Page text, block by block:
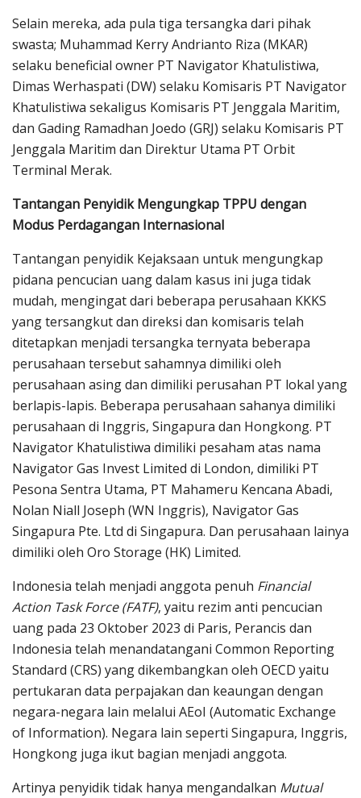
Selain mereka, ada pula tiga tersangka dari pihak
swasta; Muhammad Kerry Andrianto Riza (MKAR)
selaku beneficial owner PT Navigator Khatulistiwa,
Dimas Werhaspati (DW) selaku Komisaris PT Navigator
Khatulistiwa sekaligus Komisaris PT Jenggala Maritim,
dan Gading Ramadhan Joedo (GRJ) selaku Komisaris PT
Jenggala Maritim dan Direktur Utama PT Orbit
Terminal Merak.
Tantangan Penyidik Mengungkap TPPU dengan
Modus Perdagangan Internasional
Tantangan penyidik Kejaksaan untuk mengungkap
pidana pencucian uang dalam kasus ini juga tidak
mudah, mengingat dari beberapa perusahaan KKKS
yang tersangkut dan direksi dan komisaris telah
ditetapkan menjadi tersangka ternyata beberapa
perusahaan tersebut sahamnya dimiliki oleh
perusahaan asing dan dimiliki perusahan PT lokal yang
berlapis-lapis. Beberapa perusahaan sahanya dimiliki
perusahaan di Inggris, Singapura dan Hongkong. PT
Navigator Khatulistiwa dimiliki pesaham atas nama
Navigator Gas Invest Limited di London, dimiliki PT
Pesona Sentra Utama, PT Mahameru Kencana Abadi,
Nolan Niall Joseph (WN Inggris), Navigator Gas
Singapura Pte. Ltd di Singapura. Dan perusahaan lainya
dimiliki oleh Oro Storage (HK) Limited.
Indonesia telah menjadi anggota penuh Financial
Action Task Force (FATF), yaitu rezim anti pencucian
uang pada 23 Oktober 2023 di Paris, Perancis dan
Indonesia telah menandatangani Common Reporting
Standard (CRS) yang dikembangkan oleh OECD yaitu
pertukaran data perpajakan dan keaungan dengan
negara-negara lain melalui AEoI (Automatic Exchange
of Information). Negara lain seperti Singapura, Inggris,
Hongkong juga ikut bagian menjadi anggota.
Artinya penyidik tidak hanya mengandalkan Mutual